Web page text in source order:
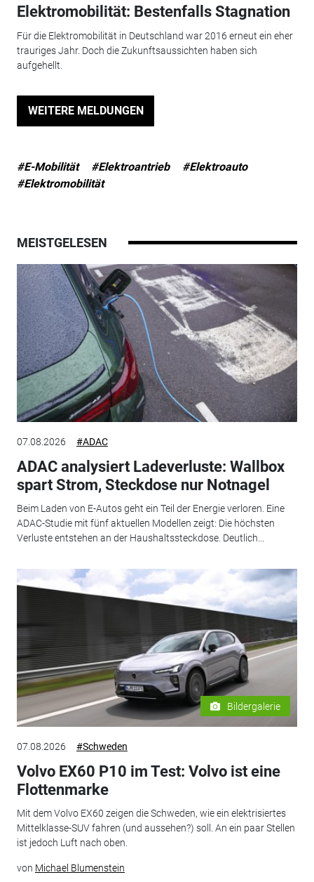
Elektromobilität: Bestenfalls Stagnation
Für die Elektromobilität in Deutschland war 2016 erneut ein eher
trauriges Jahr. Doch die Zukunftsaussichten haben sich
aufgehellt.
WEITERE MELDUNGEN
#E-Mobilität #Elektroantrieb
#Elektroauto
#Elektromobilität
MEISTGELESEN
07.08.2026 #ADAC
ADAC analysiert Ladeverluste: Wallbox
spart Strom, Steckdose nur Notnagel
Beim Laden von E-Autos geht ein Teil der Energie verloren. Eine
ADAC-Studie mit fünf aktuellen Modellen zeigt: Die höchsten
Verluste entstehen an der Haushaltssteckdose. Deutlich...
Bildergalerie
07.08.2026 #Schweden
Volvo EX60 P10 im Test: Volvo ist eine
Flottenmarke
Mit dem Volvo EX60 zeigen die Schweden, wie ein elektrisiertes
Mittelklasse-SUV fahren (und aussehen?) soll. An ein paar Stellen
ist jedoch Luft nach oben.
von Michael Blumenstein